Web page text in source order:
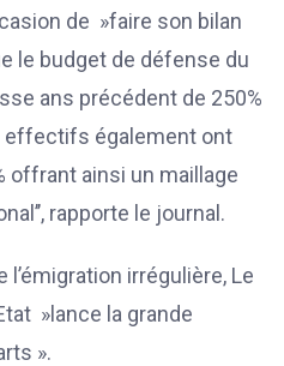
de »faire son bilan
le budget de défense du
ans précédent de 250%
effectifs également ont
offrant ainsi un maillage
rapporte le journal.
irrégulière, Le
»lance la grande
».